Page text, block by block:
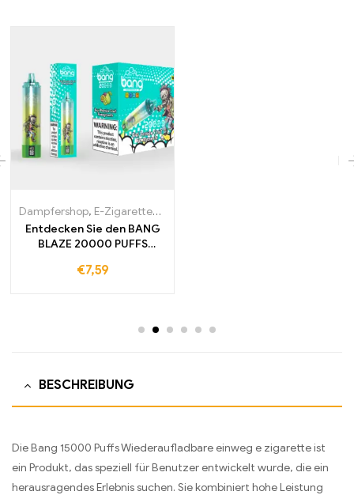
Dampfershop, E-Zigaretten Großhandel
Entdecken Sie den BANG
BLAZE 20000 PUFFS
€7,59
BESCHREIBUNG
Die Bang 15000 Puffs Wiederaufladbare einweg e zigarette ist
ein Produkt, das speziell für Benutzer entwickelt wurde, die ein
herausragendes Erlebnis suchen. Sie kombiniert hohe Leistung